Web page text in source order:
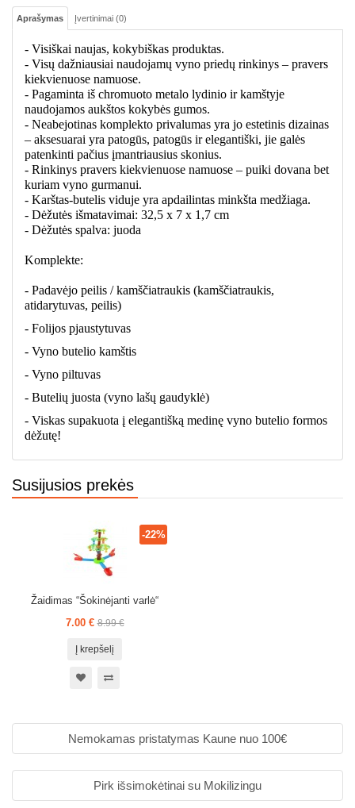
Aprašymas Įvertinimai (0)
- Visiškai naujas, kokybiškas produktas.
- Visų dažniausiai naudojamų vyno priedų rinkinys – pravers
kiekvienuose namuose.
- Pagaminta iš chromuoto metalo lydinio ir kamštyje
naudojamos aukštos kokybės gumos.
- Neabejotinas komplekto privalumas yra jo estetinis dizainas
– aksesuarai yra patogūs, patogūs ir elegantiški, jie galės
patenkinti pačius įmantriausius skonius.
- Rinkinys pravers kiekvienuose namuose – puiki dovana bet
kuriam vyno gurmanui.
- Karštas-butelis viduje yra apdailintas minkšta medžiaga.
- Dėžutės išmatavimai: 32,5 x 7 x 1,7 cm
- Dėžutės spalva: juoda
Komplekte:
- Padavėjo peilis / kamščiatraukis (kamščiatraukis,
atidarytuvas, peilis)
- Folijos pjaustytuvas
- Vyno butelio kamštis
- Vyno piltuvas
- Butelių juosta (vyno lašų gaudyklė)
- Viskas supakuota į elegantišką medinę vyno butelio formos
dėžutę!
Susijusios prekės
Žaidimas “Šokinėjanti varlė“
7.00 € 8.99 €
-22%
Į krepšelį
Nemokamas pristatymas Kaune nuo 100€
Pirk išsimokėtinai su Mokilizingu